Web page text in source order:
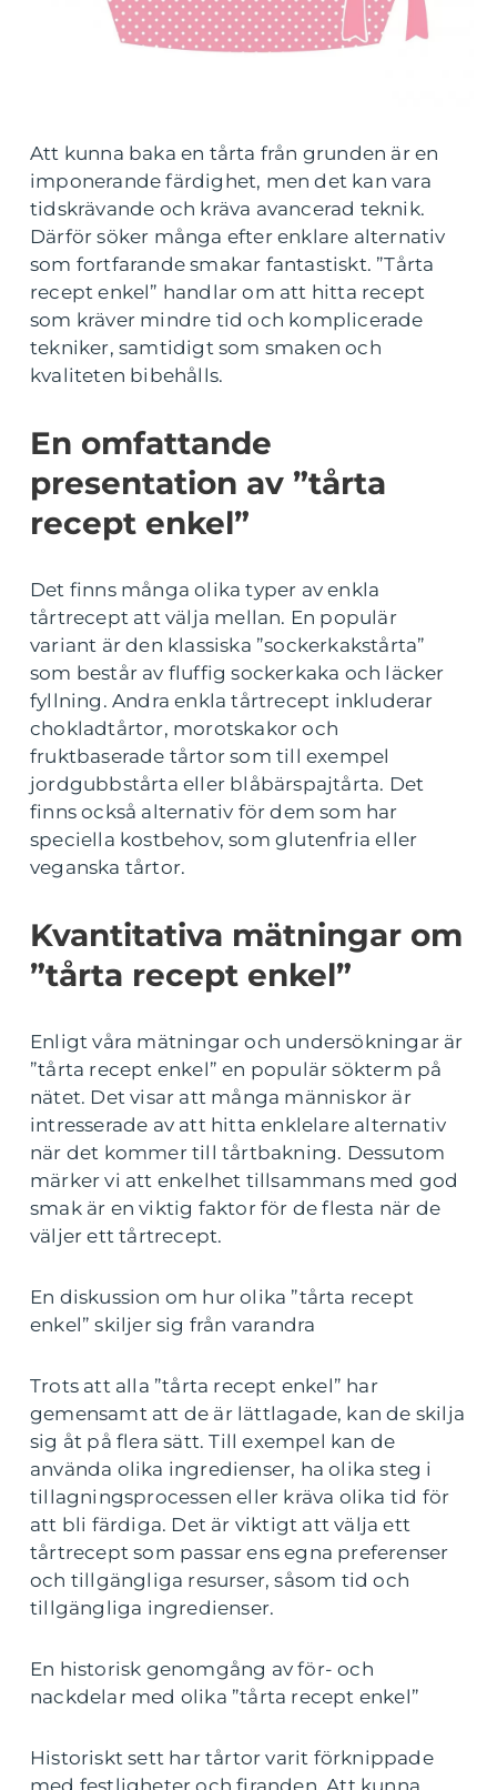
Att kunna baka en tårta från grunden är en
imponerande färdighet, men det kan vara
tidskrävande och kräva avancerad teknik.
Därför söker många efter enklare alternativ
som fortfarande smakar fantastiskt. ”Tårta
recept enkel” handlar om att hitta recept
som kräver mindre tid och komplicerade
tekniker, samtidigt som smaken och
kvaliteten bibehålls.
En omfattande
presentation av ”tårta
recept enkel”
Det finns många olika typer av enkla
tårtrecept att välja mellan. En populär
variant är den klassiska ”sockerkakstårta”
som består av fluffig sockerkaka och läcker
fyllning. Andra enkla tårtrecept inkluderar
chokladtårtor, morotskakor och
fruktbaserade tårtor som till exempel
jordgubbstårta eller blåbärspajtårta. Det
finns också alternativ för dem som har
speciella kostbehov, som glutenfria eller
veganska tårtor.
Kvantitativa mätningar om
”tårta recept enkel”
Enligt våra mätningar och undersökningar är
”tårta recept enkel” en populär sökterm på
nätet. Det visar att många människor är
intresserade av att hitta enklelare alternativ
när det kommer till tårtbakning. Dessutom
märker vi att enkelhet tillsammans med god
smak är en viktig faktor för de flesta när de
väljer ett tårtrecept.
En diskussion om hur olika ”tårta recept
enkel” skiljer sig från varandra
Trots att alla ”tårta recept enkel” har
gemensamt att de är lättlagade, kan de skilja
sig åt på flera sätt. Till exempel kan de
använda olika ingredienser, ha olika steg i
tillagningsprocessen eller kräva olika tid för
att bli färdiga. Det är viktigt att välja ett
tårtrecept som passar ens egna preferenser
och tillgängliga resurser, såsom tid och
tillgängliga ingredienser.
En historisk genomgång av för- och
nackdelar med olika ”tårta recept enkel”
Historiskt sett har tårtor varit förknippade